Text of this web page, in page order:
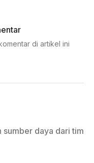
di artikel ini
sumber daya dari tim